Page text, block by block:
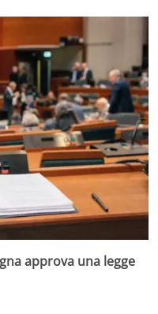
approva una legge